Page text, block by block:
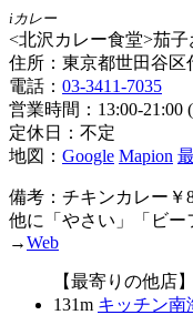
iカレー
<北沢カレー食堂>茄
住所：東京都世田谷区
電話： 03-3411-7035
営業時間：13:00-21:00
定休日：不定
地図： Google Mapion
備考：チキンカレー￥
他に「やさい」「ビー
→Web
【最寄りの他店】
131m キッチン南